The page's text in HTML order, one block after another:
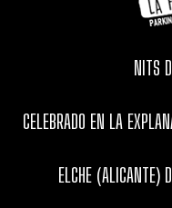
NITS
CELEBRADO EN LA
ELCHE (ALICANTE)